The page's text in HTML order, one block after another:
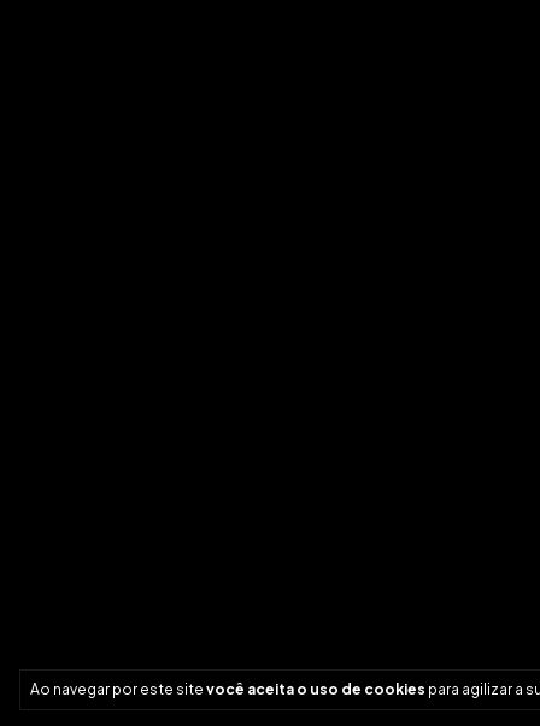
Ao navegar por este site você aceita o uso de cookies para agilizar a